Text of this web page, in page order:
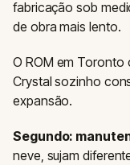
fabricação sob
de obra mais lento.
O ROM em Toronto
Crystal sozinho
expansão.
Segundo:
neve, sujam